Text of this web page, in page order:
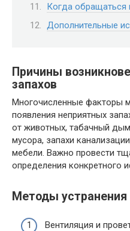
Когда обращаться
Дополнительные
Причины
запахов
Многочисленные факторы
появления неприятных
от животных, табачный
мусора, запахи
мебели. Важно провести
определения конкретного
Методы устранения
Вентиляция и